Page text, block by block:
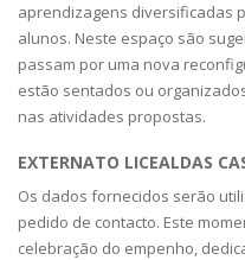
aprendizagens diversificadas
alunos. Neste espaço são
passam por uma nova
estão sentados ou
nas atividades propostas.
EXTERNATO LICEALDAS
Os dados fornecidos serão
pedido de contacto. Este
celebração do empenho,